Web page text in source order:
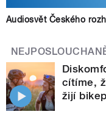
Audiosvět Českého
cítíme,
žijí